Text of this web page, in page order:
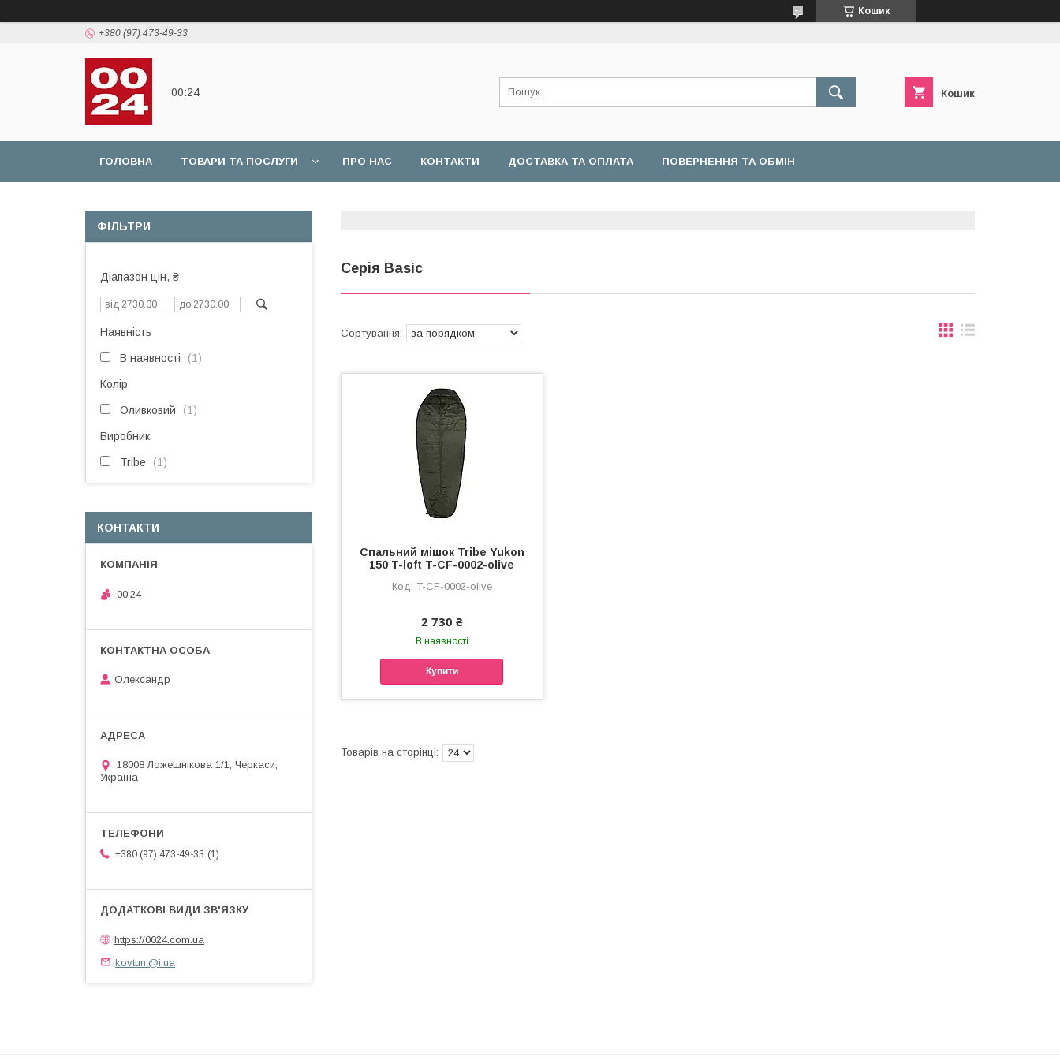
Кошик
+380 (97) 473-49-33
00:24 Кошик
ГОЛОВНА ТОВАРИ ТА ПОСЛУГИ ПРО НАС КОНТАКТИ ДОСТАВКА ТА ОПЛАТА ПОВЕРНЕННЯ ТА ОБМІН
Серія Basic
Спальний мішок Tribe Yukon
150 T-loft T-CF-0002-olive
T-CF-0002-olive
2 730 ₴
В наявності
Купити
ФІЛЬТРИ
Діапазон цін, ₴
Наявність
В наявності 1
Колір
Оливковий 1
Виробник
Tribe 1
КОНТАКТИ
00:24
Олександр
18008 Ложешнікова 1/1, Черкаси,
Україна
+380 (97) 473-49-33 1
https://0024.com.ua
kovtun.@i.ua